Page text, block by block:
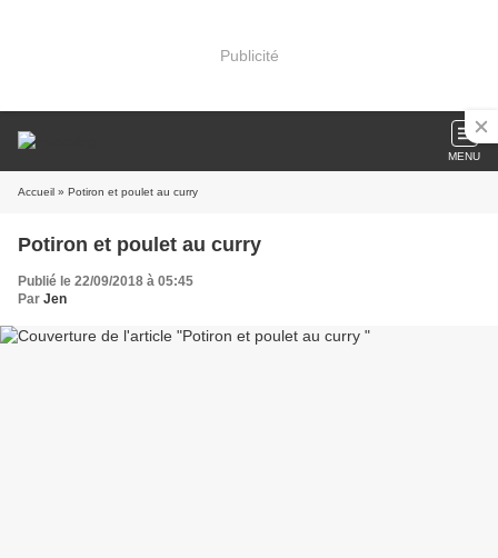
Publicité
MENU
Accueil » Potiron et poulet au curry
Potiron et poulet au curry
Publié le 22/09/2018 à 05:45
Par Jen